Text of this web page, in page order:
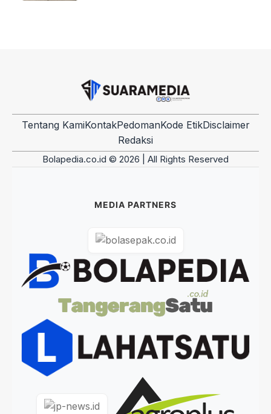
Tentang KamiKontakPedomanKode EtikDisclaimer
Redaksi
Bolapedia.co.id © 2026 | All Rights Reserved
MEDIA PARTNERS